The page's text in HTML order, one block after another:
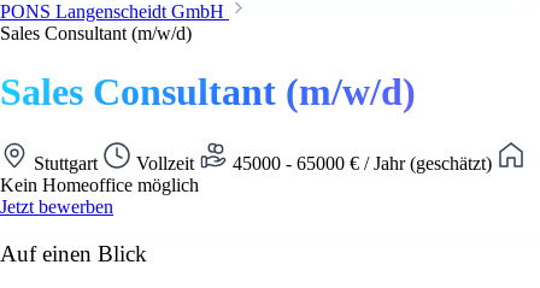
PONS Langenscheidt GmbH
Sales Consultant (m/w/d)
Sales Consultant (m/w/d)
Stuttgart Vollzeit
45000 - 65000 € / Jahr (geschätzt)
Kein Homeoffice möglich
Jetzt bewerben
Auf einen Blick